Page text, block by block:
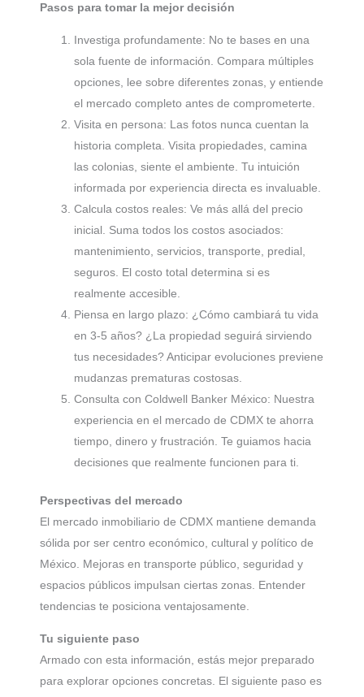
Pasos para tomar la mejor decisión
Investiga profundamente: No te bases en una
sola fuente de información. Compara múltiples
opciones, lee sobre diferentes zonas, y entiende
el mercado completo antes de comprometerte.
Visita en persona: Las fotos nunca cuentan la
historia completa. Visita propiedades, camina
las colonias, siente el ambiente. Tu intuición
informada por experiencia directa es invaluable.
Calcula costos reales: Ve más allá del precio
inicial. Suma todos los costos asociados:
mantenimiento, servicios, transporte, predial,
seguros. El costo total determina si es
realmente accesible.
Piensa en largo plazo: ¿Cómo cambiará tu vida
en 3-5 años? ¿La propiedad seguirá sirviendo
tus necesidades? Anticipar evoluciones previene
mudanzas prematuras costosas.
Consulta con Coldwell Banker México: Nuestra
experiencia en el mercado de CDMX te ahorra
tiempo, dinero y frustración. Te guiamos hacia
decisiones que realmente funcionen para ti.
Perspectivas del mercado
El mercado inmobiliario de CDMX mantiene demanda
sólida por ser centro económico, cultural y político de
México. Mejoras en transporte público, seguridad y
espacios públicos impulsan ciertas zonas. Entender
tendencias te posiciona ventajosamente.
Tu siguiente paso
Armado con esta información, estás mejor preparado
para explorar opciones concretas. El siguiente paso es